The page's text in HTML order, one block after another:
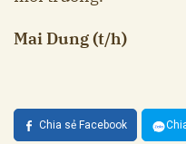
Mai Dung (t/h)
Chia sẻ Facebook